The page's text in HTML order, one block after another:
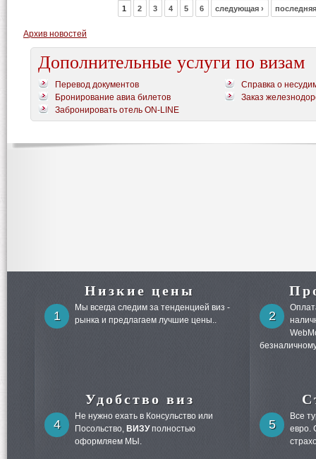
1 2 3 4 5 6 следующая ›
Архив новостей
Дополнительные услуги по визам
Перевод документов
Справка о
Бронирование авиа билетов
Заказ
Забронировать отель ON-LINE
Низкие цены
1
Мы всегда следим за тенденцией виз -
рынка и предлагаем лучшие цены..
2
Удобство виз
4
Не нужно ехать в Консульство или
Посольство, ВИЗУполностью
оформляем МЫ.
5
Все
евро.